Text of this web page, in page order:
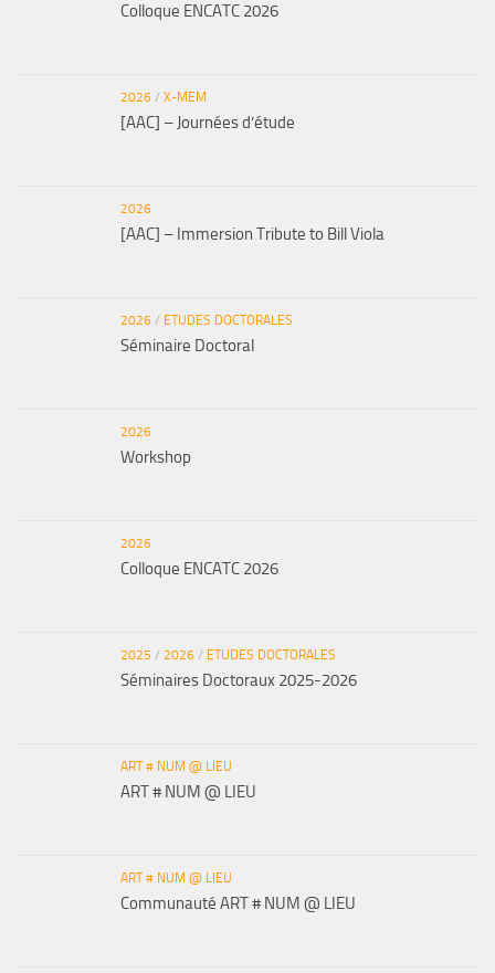
Colloque ENCATC 2026
2026 / X-MEM
[AAC] – Journées d’étude
2026
[AAC] – Immersion Tribute to Bill Viola
2026 / ETUDES DOCTORALES
Séminaire Doctoral
2026
Workshop
2026
Colloque ENCATC 2026
2025 / 2026 / ETUDES DOCTORALES
Séminaires Doctoraux 2025-2026
ART # NUM @ LIEU
ART # NUM @ LIEU
ART # NUM @ LIEU
Communauté ART # NUM @ LIEU